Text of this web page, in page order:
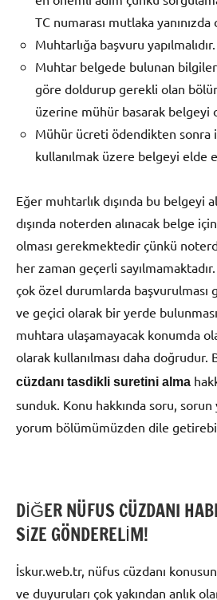
TC numarası mutlaka yanınızda
Muhtarlığa başvuru yapılmalıdır.
Muhtar belgede bulunan
göre doldurup gerekli olan
üzerine mühür basarak belgeyi
Mühür ücreti ödendikten sonra
kullanılmak üzere belgeyi elde
Eğer muhtarlık dışında bu belgeyi
dışında noterden alınacak belge
olması gerekmektedir çünkü
her zaman geçerli
çok özel durumlarda
ve geçici olarak bir yerde
muhtara ulaşamayacak konumda
olarak kullanılması daha doğrudur.
cüzdanı tasdikli suretini alma
sunduk. Konu hakkında soru,
yorum bölümümüzden dile
DİĞER NÜFUS CÜZDANI
SİZE GÖNDERELİM!
İskur.web.tr, nüfus cüzdanı
ve duyuruları çok yakından anlık